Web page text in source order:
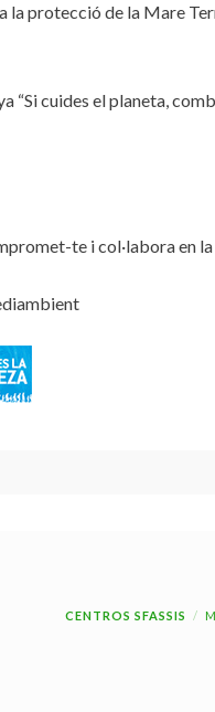
la protecció de la Mare
“Si cuides el planeta,
te i col·labora en
CENTROS SFASSIS